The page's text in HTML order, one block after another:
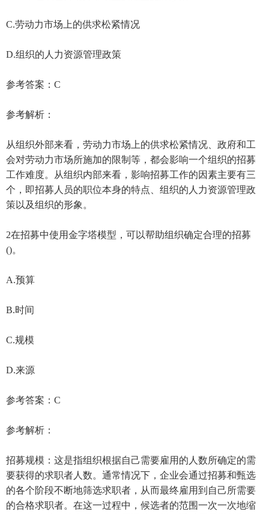
C.劳动力市场上的供求松紧情况
D.组织的人力资源管理政策
参考答案：C
参考解析：
从组织外部来看，劳动力市场上的供求松紧情况、政府和工
会对劳动力市场所施加的限制等，都会影响一个组织的招募
工作难度。从组织内部来看，影响招募工作的因素主要有三
个，即招募人员的职位本身的特点、组织的人力资源管理政
策以及组织的形象。
2在招募中使用金字塔模型，可以帮助组织确定合理的招募
()。
A.预算
B.时间
C.规模
D.来源
参考答案：C
参考解析：
招募规模：这是指组织根据自己需要雇用的人数所确定的需
要获得的求职者人数。通常情况下，企业会通过招募和甄选
的各个阶段不断地筛选求职者，从而最终雇用到自己所需要
的合格求职者。在这一过程中，候选者的范围一次一次地缩